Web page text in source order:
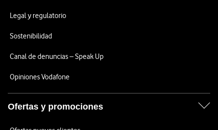
Legal y regulatorio
Sostenibilidad
Canal de denuncias – Speak Up
Opiniones Vodafone
Ofertas y promociones